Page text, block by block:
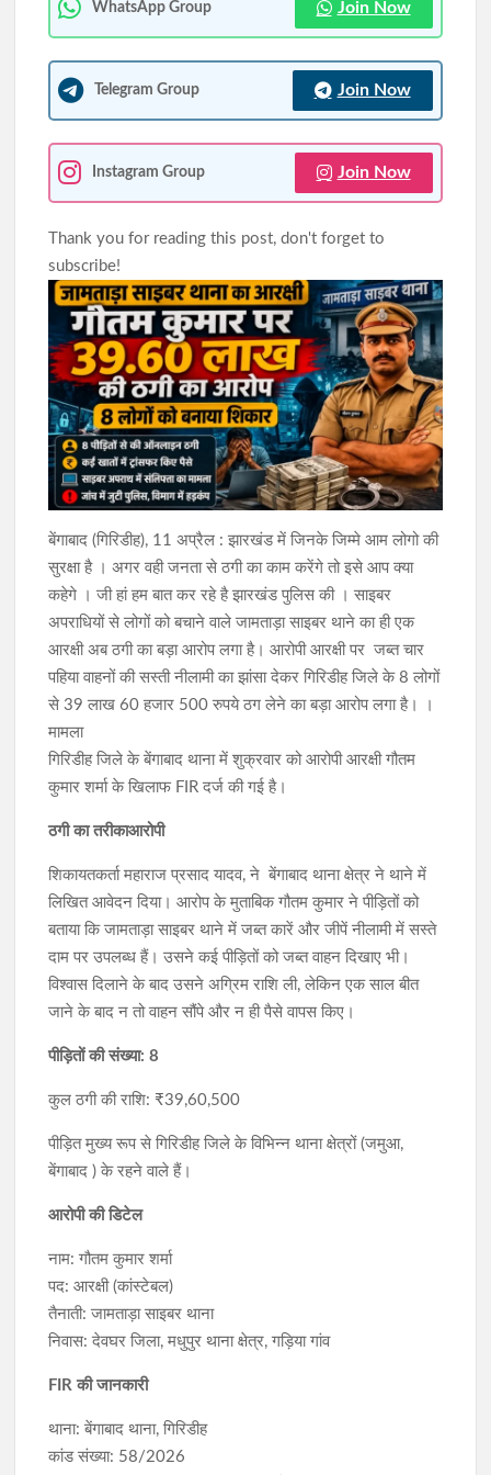
तक हटाए गए अवैध कब्जे
में बैठे निर्जला उपवास पर
WhatsApp Group Join Now
Telegram Group Join Now
Instagram Group Join Now
Thank you for reading this post, don't forget to
subscribe!
बेंगाबाद (गिरिडीह), 11 अप्रैल : झारखंड में जिनके जिम्मे आम लोगो की
सुरक्षा है । अगर वही जनता से ठगी का काम करेंगे तो इसे आप क्या
कहेगे । जी हां हम बात कर रहे है झारखंड पुलिस की । साइबर
अपराधियों से लोगों को बचाने वाले जामताड़ा साइबर थाने का ही एक
आरक्षी अब ठगी का बड़ा आरोप लगा है। आरोपी आरक्षी पर जब्त चार
पहिया वाहनों की सस्ती नीलामी का झांसा देकर गिरिडीह जिले के 8 लोगों
से 39 लाख 60 हजार 500 रुपये ठग लेने का बड़ा आरोप लगा है। ।
मामला
गिरिडीह जिले के बेंगाबाद थाना में शुक्रवार को आरोपी आरक्षी गौतम
कुमार शर्मा के खिलाफ FIR दर्ज की गई है।
ठगी का तरीकाआरोपी
शिकायतकर्ता महाराज प्रसाद यादव, ने बेंगाबाद थाना क्षेत्र ने थाने में
लिखित आवेदन दिया। आरोप के मुताबिक गौतम कुमार ने पीड़ितों को
बताया कि जामताड़ा साइबर थाने में जब्त कारें और जीपें नीलामी में सस्ते
दाम पर उपलब्ध हैं। उसने कई पीड़ितों को जब्त वाहन दिखाए भी।
विश्वास दिलाने के बाद उसने अग्रिम राशि ली, लेकिन एक साल बीत
जाने के बाद न तो वाहन सौंपे और न ही पैसे वापस किए।
पीड़ितों की संख्या: 8
कुल ठगी की राशि: ₹39,60,500
पीड़ित मुख्य रूप से गिरिडीह जिले के विभिन्न थाना क्षेत्रों (जमुआ,
बेंगाबाद ) के रहने वाले हैं।
आरोपी की डिटेल
नाम: गौतम कुमार शर्मा
पद: आरक्षी (कांस्टेबल)
तैनाती: जामताड़ा साइबर थाना
निवास: देवघर जिला, मधुपुर थाना क्षेत्र, गड़िया गांव
FIR की जानकारी
थाना: बेंगाबाद थाना, गिरिडीह
कांड संख्या: 58/2026